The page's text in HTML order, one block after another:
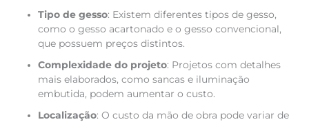
Tipo de gesso: Existem diferentes tipos de gesso,
como o gesso acartonado e o gesso convencional,
que possuem preços distintos.
Complexidade do projeto: Projetos com detalhes
mais elaborados, como sancas e iluminação
embutida, podem aumentar o custo.
Localização: O custo da mão de obra pode variar de